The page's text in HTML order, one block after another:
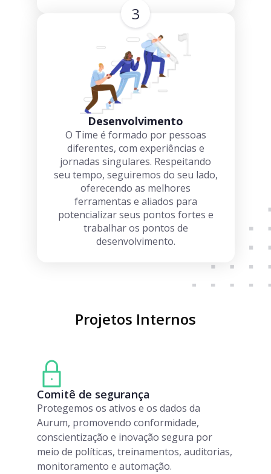
3
Desenvolvimento
O Time é formado por pessoas
diferentes, com experiências e
jornadas singulares. Respeitando
seu tempo, seguiremos do seu lado,
oferecendo as melhores
ferramentas e aliados para
potencializar seus pontos fortes e
trabalhar os pontos de
desenvolvimento.
Projetos Internos
Comitê de segurança
Protegemos os ativos e os dados da
Aurum, promovendo conformidade,
conscientização e inovação segura por
meio de políticas, treinamentos, auditorias,
monitoramento e automação.